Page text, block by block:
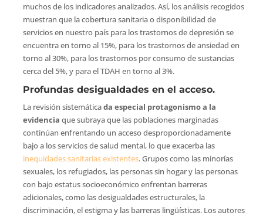
muchos de los indicadores analizados. Así, los análisis recogidos
muestran que la cobertura sanitaria o disponibilidad de
servicios en nuestro país para los trastornos de depresión se
encuentra en torno al 15%, para los trastornos de ansiedad en
torno al 30%, para los trastornos por consumo de sustancias
cerca del 5%, y para el TDAH en torno al 3%.
Profundas desigualdades en el acceso.
La revisión sistemáticada especial protagonismo a la
evidencia que subraya que las poblaciones marginadas
continúan enfrentando un acceso desproporcionadamente
bajo a los servicios de salud mental, lo que exacerba las
inequidades sanitarias existentes. Grupos como las minorías
sexuales, los refugiados, las personas sin hogar y las personas
con bajo estatus socioeconómico enfrentan barreras
adicionales, como las desigualdades estructurales, la
discriminación, el estigma y las barreras lingüísticas. Los autores